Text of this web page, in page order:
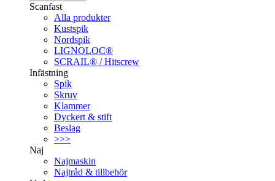
Scanfast
Alla produkter
Kustspik
Nordspik
LIGNOLOC®
SCRAIL® / Hitscrew
Infästning
Spik
Skruv
Klammer
Dyckert & stift
Beslag
>>>
Naj
Najmaskin
Najtråd & tillbehör